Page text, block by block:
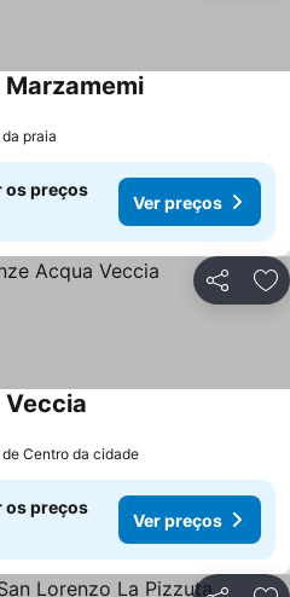
praia
os preços
Ver preços
Partilhar
Veccia
Centro da cidade
os preços
Ver preços